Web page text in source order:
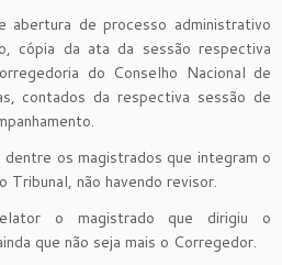
abertura de processo administrativo
cópia da ata da sessão respectiva
do Conselho Nacional de
contados da respectiva sessão de
os magistrados que integram o
Tribunal, não havendo revisor.
o magistrado que dirigiu o
que não seja mais o Corregedor.